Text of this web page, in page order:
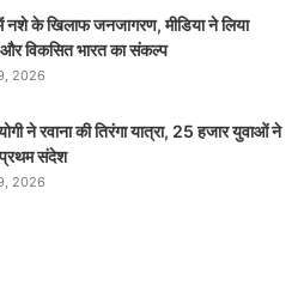
नशे के खिलाफ जनजागरण, मीडिया ने लिया
विकसित भारत का संकल्प
2026
ने रवाना की तिरंगा यात्रा, 25 हजार युवाओं ने
प्रथम संदेश
2026